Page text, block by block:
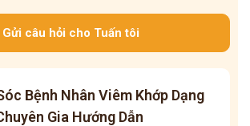
Gửi câu hỏi cho Tuấn tôi
Bệnh Nhân Viêm Khớp Dạng
Gia Hướng Dẫn